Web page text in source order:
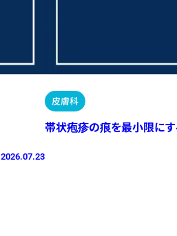
2026.07.23
皮膚科
帯状疱疹の痕を最小限にす